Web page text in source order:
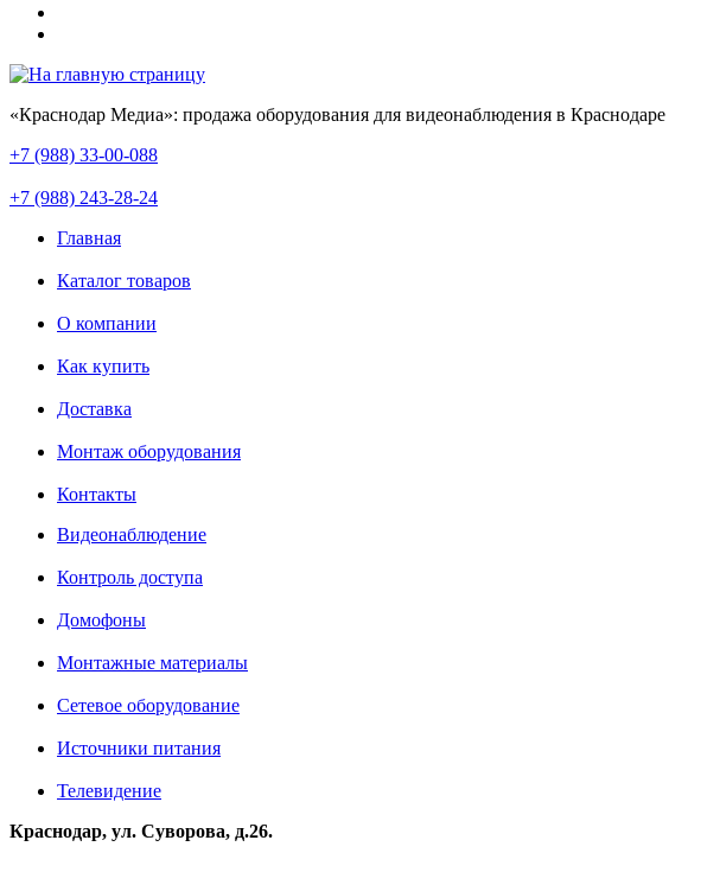
«Краснодар Медиа»: продажа оборудования для видеонаблюдения в Краснодаре
+7 (988) 33-00-088
+7 (988) 243-28-24
Главная
Каталог товаров
О компании
Как купить
Доставка
Монтаж оборудования
Контакты
Видеонаблюдение
Контроль доступа
Домофоны
Монтажные материалы
Сетевое оборудование
Источники питания
Телевидение
Краснодар, ул. Суворова, д.26.